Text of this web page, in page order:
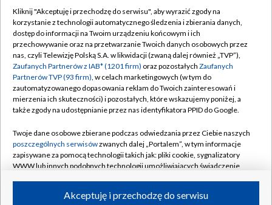
TVP
Abonament TVP
Emisja w TVP
Centrum informacji TVP
Naziemna Telewizja Cyfrowa
Rada Programowa
System NOS
Informacje o nadawcy
Program dla prasy
Regulamin TVP
Polityka prywatności
Moje zgody
Pomoc
Kontakt
Kanały
Kliknij "Akceptuję i przechodzę do serwisu", aby wyrazić zgody na
korzystanie z technologii automatycznego śledzenia i zbierania danych,
dostęp do informacji na Twoim urządzeniu końcowym i ich
przechowywanie oraz na przetwarzanie Twoich danych osobowych przez
nas, czyli Telewizję Polską S.A. w likwidacji (zwaną dalej również „TVP”),
Zaufanych Partnerów z IAB* (1201 firm) oraz pozostałych Zaufanych
Partnerów TVP (93 firm), w celach marketingowych (w tym do
zautomatyzowanego dopasowania reklam do Twoich zainteresowań i
mierzenia ich skuteczności) i pozostałych, które wskazujemy poniżej, a
także zgody na udostępnianie przez nas identyfikatora PPID do Google.
Twoje dane osobowe zbierane podczas odwiedzania przez Ciebie naszych
poszczególnych serwisówzwanych dalej „Portalem”, w tym informacje
zapisywane za pomocą technologii takich jak: pliki cookie, sygnalizatory
WWW lub innych podobnych technologii umożliwiających świadczenie
ruchu w Internecie.Akceptuję i przechodzę do serwisu